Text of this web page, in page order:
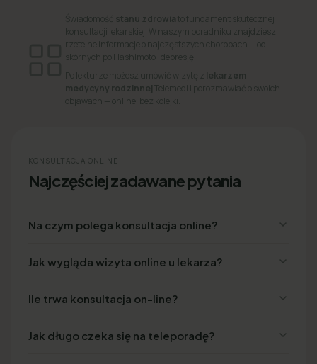
Świadomość stanu zdrowia to fundament skutecznej
konsultacji lekarskiej. W naszym poradniku znajdziesz
rzetelne informacje o najczęstszych chorobach — od
skórnych po Hashimoto i depresję.
Po lekturze możesz umówić wizytę z lekarzem
medycyny rodzinnej Telemedi i porozmawiać o swoich
objawach — online, bez kolejki.
KONSULTACJA ONLINE
Najczęściej zadawane pytania
Na czym polega konsultacja online?
Jak wygląda wizyta online u lekarza?
Ile trwa konsultacja on-line?
Jak długo czeka się na teleporadę?